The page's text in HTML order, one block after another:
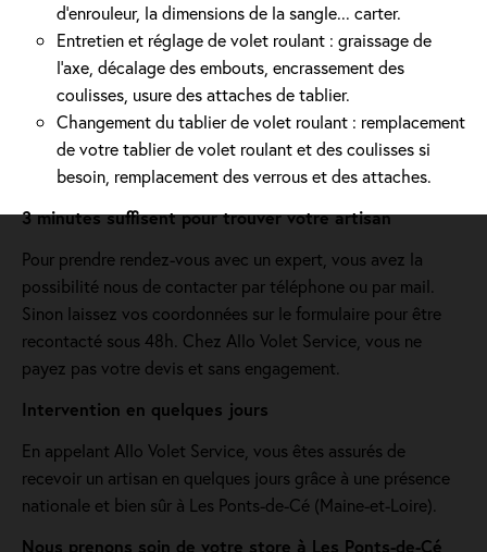
d’enrouleur, la dimensions de la sangle... carter.
Entretien et réglage de volet roulant : graissage de
l’axe, décalage des embouts, encrassement des
coulisses, usure des attaches de tablier.
Changement du tablier de volet roulant : remplacement
de votre tablier de volet roulant et des coulisses si
besoin, remplacement des verrous et des attaches.
3 minutes suffisent pour trouver votre artisan
Pour prendre rendez-vous avec un expert, vous avez la
possibilité nous de contacter par téléphone ou par mail.
Sinon laissez vos coordonnées sur le formulaire pour être
recontacté sous 48h. Chez Allo Volet Service, vous ne
payez pas votre devis et sans engagement.
Intervention en quelques jours
En appelant Allo Volet Service, vous êtes assurés de
recevoir un artisan en quelques jours grâce à une présence
nationale et bien sûr à Les Ponts-de-Cé (Maine-et-Loire).
Nous prenons soin de votre store à Les Ponts-de-Cé